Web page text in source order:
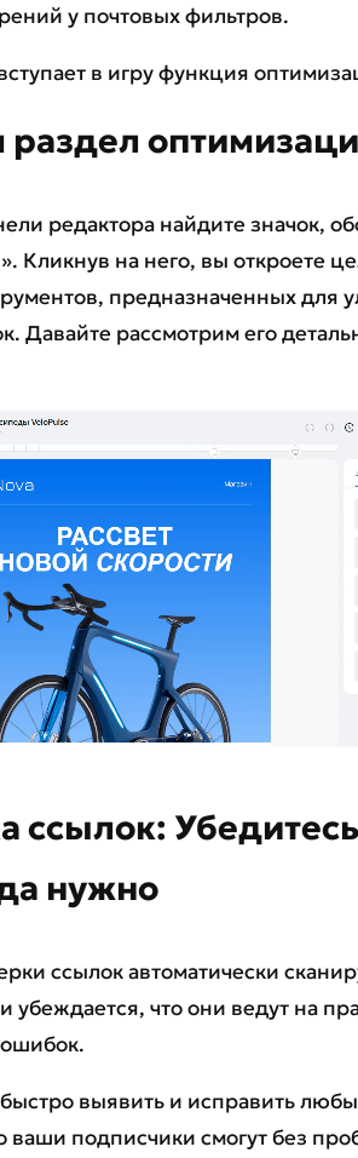
у почтовых фильтров.
в игру функция
редактора найдите значок,
Кликнув на него, вы откроете
предназначенных для
Давайте рассмотрим его
ссылок:
нужно
ссылок автоматически
убеждается, что они ведут на
выявить и исправить
ваши подписчики смогут без